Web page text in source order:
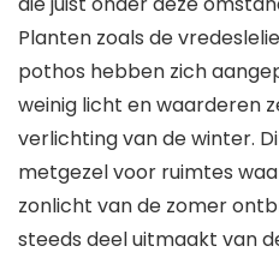
Planten zoals de
pothos hebben zich
weinig licht en waarderen
verlichting van de winter.
metgezel voor ruimtes
zonlicht van de zomer
steeds deel uitmaakt van